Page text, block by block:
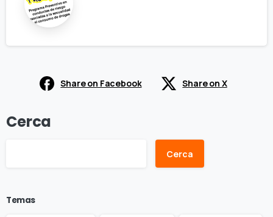
Share on Facebook Share on X
Cerca
Cerca
Temas